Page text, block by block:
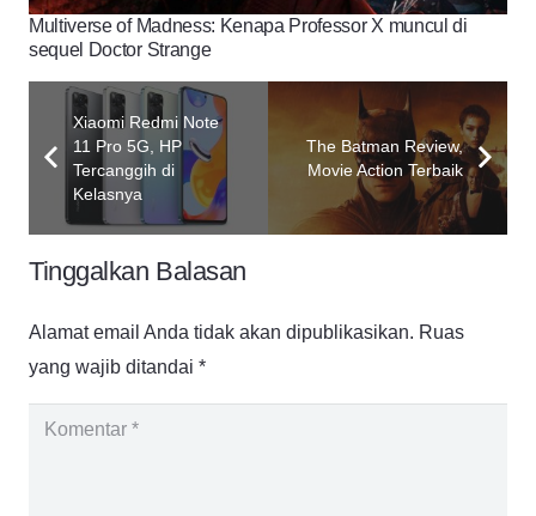
Multiverse of Madness: Kenapa Professor X muncul di
sequel Doctor Strange
Xiaomi Redmi Note
11 Pro 5G, HP
Tercanggih di
Kelasnya
The Batman Review,
Movie Action Terbaik
Tinggalkan Balasan
Alamat email Anda tidak akan dipublikasikan. Ruas
yang wajib ditandai *